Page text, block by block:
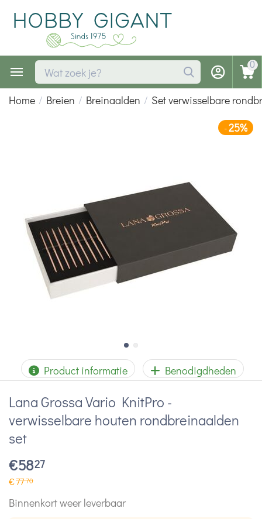
0
Home / Breien / Breinaalden / Set verwisselbare
-25%
Product informatie Benodigdheden
Lana Grossa Vario KnitPro -
verwisselbare houten rondbreinaalden
set
€5827
€7770
Binnenkort weer leverbaar